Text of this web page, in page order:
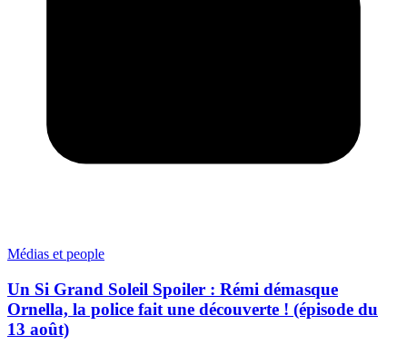
Médias et people
Un Si Grand Soleil Spoiler : Rémi démasque
Ornella, la police fait une découverte ! (épisode du
13 août)